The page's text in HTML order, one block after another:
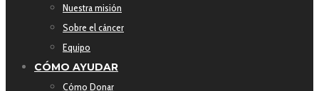
Nuestra misión
Sobre el cáncer
Equipo
CÓMO AYUDAR
Cómo Donar